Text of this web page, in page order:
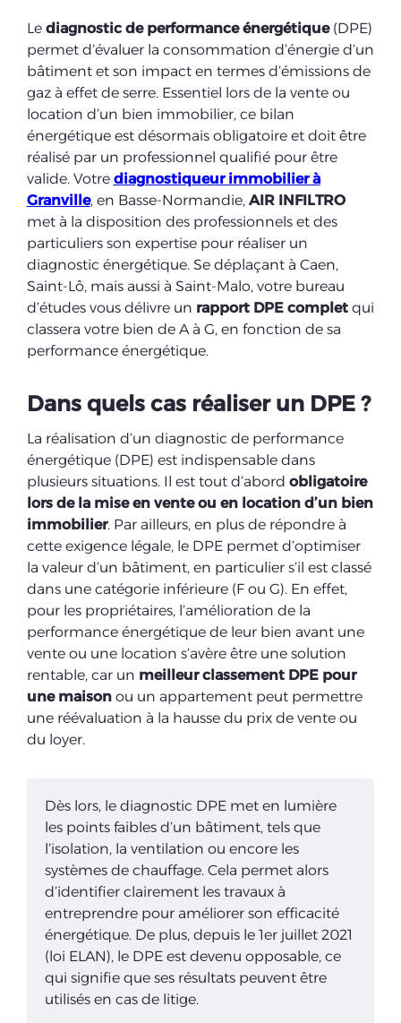
Lediagnostic de performance énergétique(DPE)
permet d’évaluer la consommation d’énergie d’un
bâtiment et son impact en termes d’émissions de
gaz à effet de serre. Essentiel lors de la vente ou
location d’un bien immobilier, ce bilan
énergétique est désormais obligatoire et doit être
réalisé par un professionnel qualifié pour être
valide. Votre diagnostiqueur immobilier à
Granville, en Basse-Normandie, AIR INFILTRO
met à la disposition des professionnels et des
particuliers son expertise pour réaliser un
diagnostic énergétique. Se déplaçant à Caen,
Saint-Lô, mais aussi à Saint-Malo, votre bureau
d’études vous délivre un rapport DPE complet qui
classera votre bien de A à G, en fonction de sa
performance énergétique.
Dans quels cas réaliser un DPE ?
La réalisation d’un diagnostic de performance
énergétique (DPE) est indispensable dans
plusieurs situations. Il est tout d’abord obligatoire
lors de la mise en vente ou en location d’un bien
immobilier. Par ailleurs, en plus de répondre à
cette exigence légale, le DPE permet d’optimiser
la valeur d’un bâtiment, en particulier s’il est classé
dans une catégorie inférieure (F ou G). En effet,
pour les propriétaires, l’amélioration de la
performance énergétique de leur bien avant une
vente ou une location s’avère être une solution
rentable, car un meilleur classement DPE pour
une maisonou un appartement peut permettre
une réévaluation à la hausse du prix de vente ou
du loyer.
Dès lors, le diagnostic DPE met en lumière
les points faibles d’un bâtiment, tels que
l’isolation, la ventilation ou encore les
systèmes de chauffage. Cela permet alors
d’identifier clairement les travaux à
entreprendre pour améliorer son efficacité
énergétique. De plus, depuis le 1erjuillet 2021
(loi ELAN), le DPE est devenu opposable, ce
qui signifie que ses résultats peuvent être
utilisés en cas de litige.